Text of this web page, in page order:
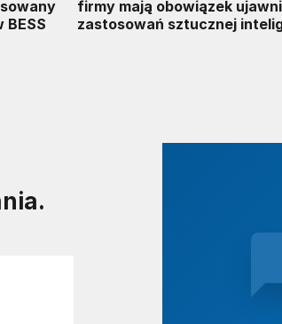
BESS
firmy mają obowiązek
zastosowań sztucznej